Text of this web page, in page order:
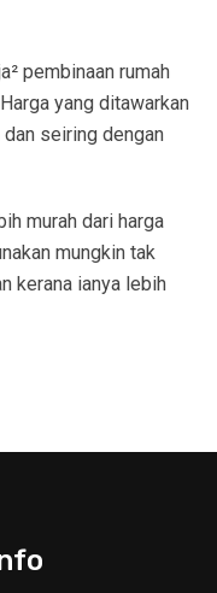
pembinaan rumah
yang ditawarkan
seiring dengan
murah dari harga
mungkin tak
kerana ianya lebih